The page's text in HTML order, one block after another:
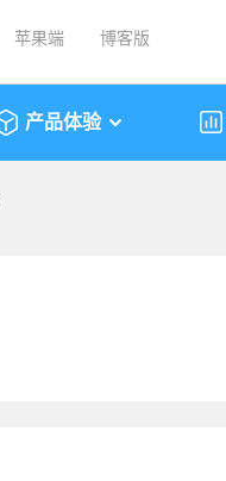
苹果端 博客版
产品体验